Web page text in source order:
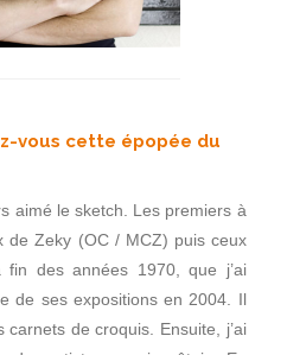
vous cette épopée du
aimé le sketch. Les premiers à
de Zeky (OC / MCZ) puis ceux
des années 1970, que j’ai
de ses expositions en 2004. Il
de croquis. Ensuite, j’ai